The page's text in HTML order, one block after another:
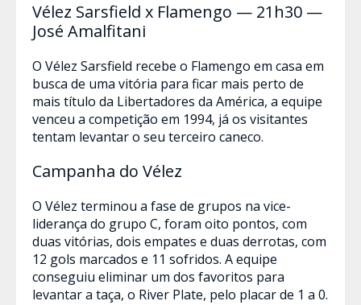
Vélez Sarsfield x Flamengo — 21h30 —
José Amalfitani
O Vélez Sarsfield recebe o Flamengo em casa em
busca de uma vitória para ficar mais perto de
mais título da Libertadores da América, a equipe
venceu a competição em 1994, já os visitantes
tentam levantar o seu terceiro caneco.
Campanha do Vélez
O Vélez terminou a fase de grupos na vice-
liderança do grupo C, foram oito pontos, com
duas vitórias, dois empates e duas derrotas, com
12 gols marcados e 11 sofridos. A equipe
conseguiu eliminar um dos favoritos para
levantar a taça, o River Plate, pelo placar de 1 a 0.